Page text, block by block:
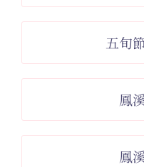
五旬
鳳
鳳